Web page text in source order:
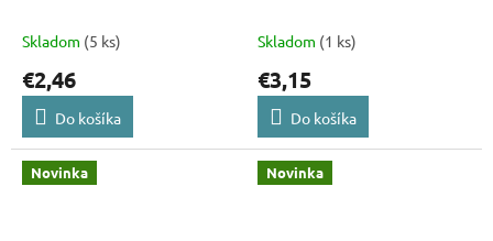
Skladom (5 ks)
€2,46
Do košíka
Skladom (1 ks)
€3,15
Do košíka
Novinka Novinka